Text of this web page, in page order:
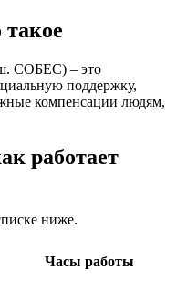
СОБЕС) – это
поддержку,
компенсации людям,
работает
ниже.
Часы работы